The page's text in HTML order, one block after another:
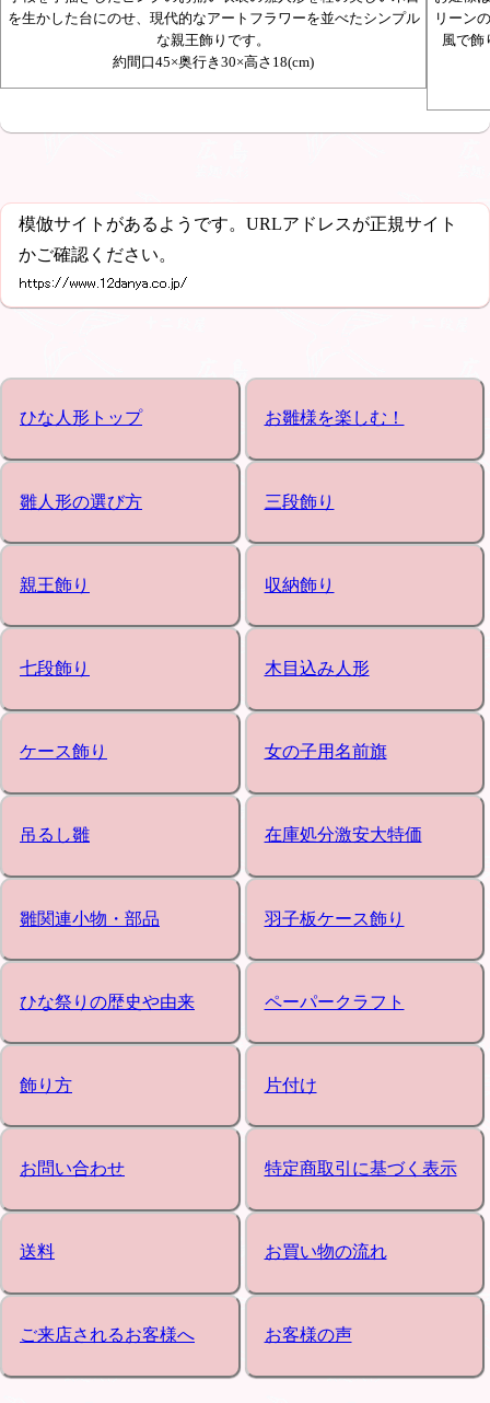
を生かした台にのせ、現代的なアートフラワーを並べたシンプル
な親王飾りです。
約間口45×奥行き30×高さ18(cm)
リーン
風で飾
模倣サイトがあるようです。URLアドレスが正規サイト
かご確認ください。
ひな人形トップ お雛様を楽しむ！
雛人形の選び方 三段飾り
親王飾り 収納飾り
七段飾り 木目込み人形
ケース飾り 女の子用名前旗
吊るし雛 在庫処分激安大特価
雛関連小物・部品 羽子板ケース飾り
ひな祭りの歴史や由来 ペーパークラフト
飾り方 片付け
お問い合わせ 特定商取引に基づく表示
送料 お買い物の流れ
ご来店されるお客様へ お客様の声